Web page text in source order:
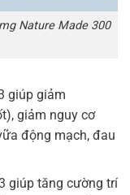
Nature Made 300
giúp giảm
giảm nguy cơ
động mạch, đau
giúp tăng cường trí